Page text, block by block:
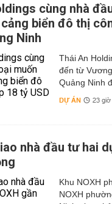
cùng nhà
biển đô thị
Ninh
Thái An
đến từ
Quảng Ninh
DỰ ÁN 23
nhà đầu tư hai
Khu NOXH
NOXH